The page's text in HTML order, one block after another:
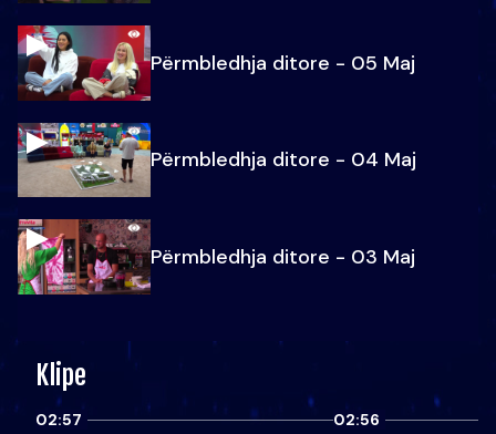
Përmbledhja ditore - 05 Maj
Përmbledhja ditore - 04 Maj
Përmbledhja ditore - 03 Maj
Klipe
02:57 02:56